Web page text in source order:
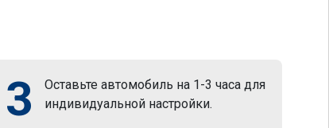
3
Оставьте автомобиль на 1-3 часа для
индивидуальной настройки.